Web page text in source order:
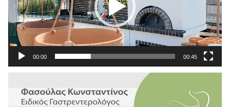
00:00 00:45